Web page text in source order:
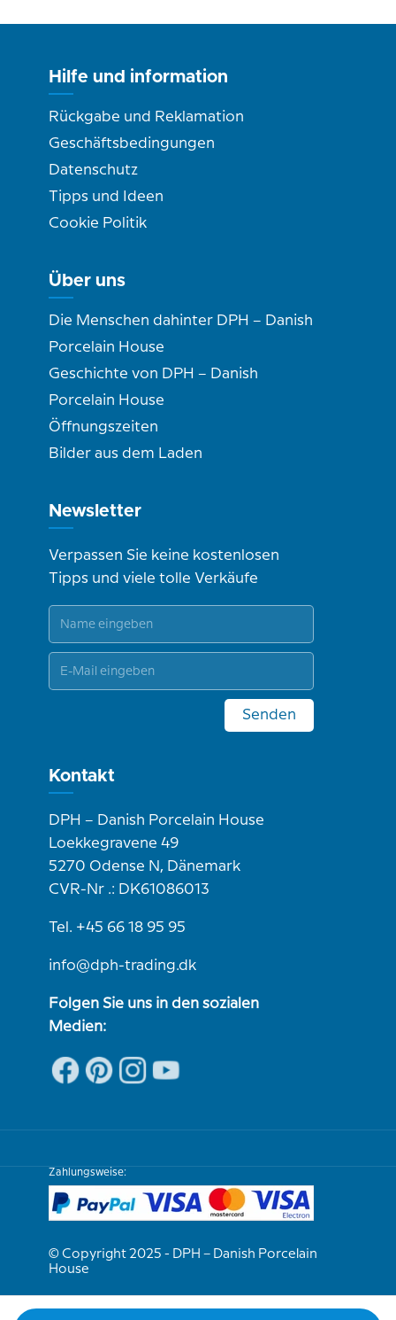
Hilfe und information
Rückgabe und Reklamation
Geschäftsbedingungen
Datenschutz
Tipps und Ideen
Cookie Politik
Über uns
Die Menschen dahinter DPH – Danish
Porcelain House
Geschichte von DPH – Danish
Porcelain House
Öffnungszeiten
Bilder aus dem Laden
Newsletter
Verpassen Sie keine kostenlosen
Tipps und viele tolle Verkäufe
Senden
Kontakt
DPH – Danish Porcelain House
Loekkegravene 49
5270 Odense N, Dänemark
CVR-Nr .: DK61086013
Tel. +45 66 18 95 95
info@dph-trading.dk
Folgen Sie uns in den sozialen
Medien:
Zahlungsweise:
© Copyright 2025 - DPH – Danish Porcelain
House